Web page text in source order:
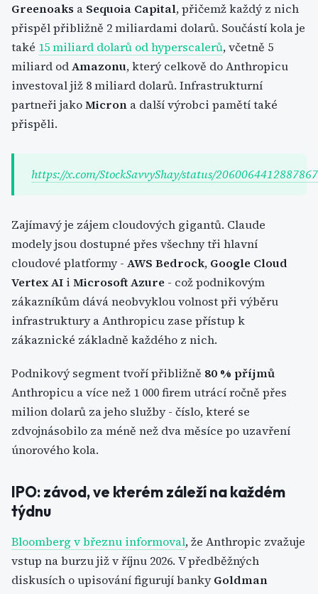
Greenoaks a Sequoia Capital, přičemž každý z nich
přispěl přibližně 2 miliardami dolarů. Součástí kola je
také 15 miliard dolarů od hyperscalerů, včetně 5
miliard odAmazonu, který celkově do Anthropicu
investoval již 8 miliard dolarů. Infrastrukturní
partneři jakoMicron a další výrobci pamětí také
přispěli.
https://x.com/StockSavvyShay/status/
Zajímavý je zájem cloudových gigantů. Claude
modely jsou dostupné přes všechny tři hlavní
cloudové platformy - AWS Bedrock, Google Cloud
Vertex AI i Microsoft Azure - což podnikovým
zákazníkům dává neobvyklou volnost při výběru
infrastruktury a Anthropicu zase přístup k
zákaznické základně každého z nich.
Podnikový segment tvoří přibližně 80 % příjmů
Anthropicu a více než 1 000 firem utrácí ročně přes
milion dolarů za jeho služby - číslo, které se
zdvojnásobilo za méně než dva měsíce po uzavření
únorového kola.
IPO: závod, ve kterém záleží na každém
týdnu
Bloomberg v březnu informoval, že Anthropic zvažuje
vstup na burzu již v říjnu 2026. V předběžných
diskusích o upisování figurují bankyGoldman